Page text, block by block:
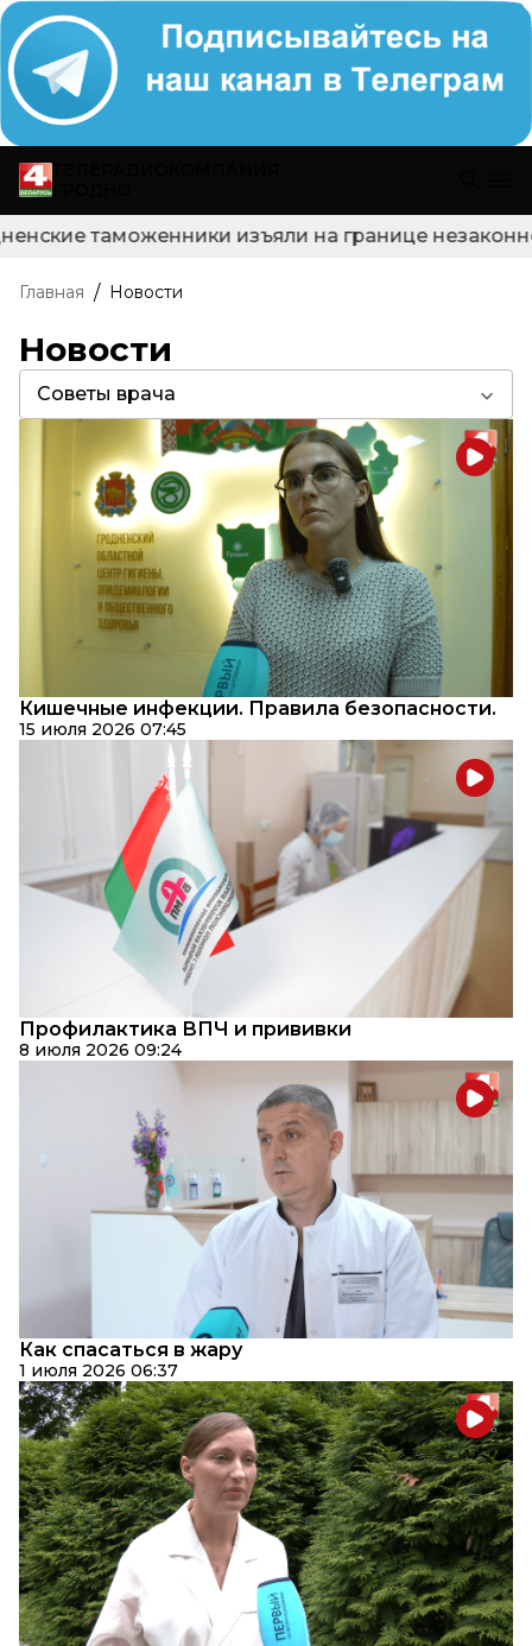
таможенники изъяли на границе
Главная / Новости
Новости
Советы врача
Кишечные инфекции. Правила безопасности.
15 июля 2026 07:45
Профилактика ВПЧ и прививки
8 июля 2026 09:24
Как спасаться в жару
1 июля 2026 06:37